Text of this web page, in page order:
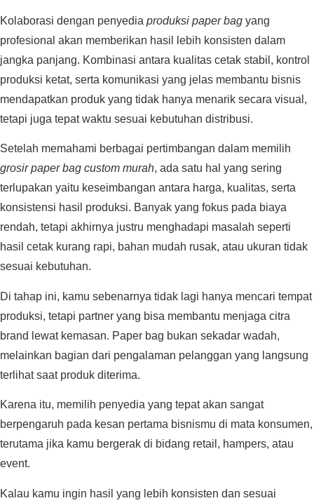
Kolaborasi dengan penyedia produksi paper bag yang
profesional akan memberikan hasil lebih konsisten dalam
jangka panjang. Kombinasi antara kualitas cetak stabil, kontrol
produksi ketat, serta komunikasi yang jelas membantu bisnis
mendapatkan produk yang tidak hanya menarik secara visual,
tetapi juga tepat waktu sesuai kebutuhan distribusi.
Setelah memahami berbagai pertimbangan dalam memilih
grosir paper bag custom murah, ada satu hal yang sering
terlupakan yaitu keseimbangan antara harga, kualitas, serta
konsistensi hasil produksi. Banyak yang fokus pada biaya
rendah, tetapi akhirnya justru menghadapi masalah seperti
hasil cetak kurang rapi, bahan mudah rusak, atau ukuran tidak
sesuai kebutuhan.
Di tahap ini, kamu sebenarnya tidak lagi hanya mencari tempat
produksi, tetapi partner yang bisa membantu menjaga citra
brand lewat kemasan. Paper bag bukan sekadar wadah,
melainkan bagian dari pengalaman pelanggan yang langsung
terlihat saat produk diterima.
Karena itu, memilih penyedia yang tepat akan sangat
berpengaruh pada kesan pertama bisnismu di mata konsumen,
terutama jika kamu bergerak di bidang retail, hampers, atau
event.
Kalau kamu ingin hasil yang lebih konsisten dan sesuai